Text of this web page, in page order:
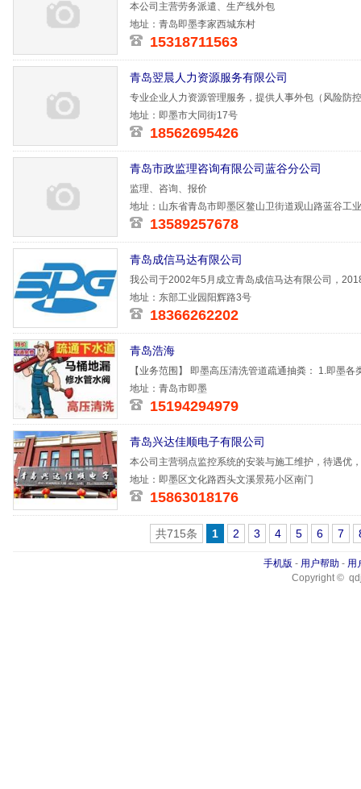
本公司主营劳务派遣、生产线外包
地址：青岛即墨李家西城东村
15318711563
青岛翌晨人力资源服务有限公司
专业企业人力资源管理服务，提供人事外包（风险防
案管理等）
地址：即墨市大同街17号
18562695426
青岛市政监理咨询有限公司蓝谷分公司
监理、咨询、报价
地址：山东省青岛市即墨区鳌山卫街道观山路蓝谷工
13589257678
青岛成信马达有限公司
我公司于2002年5月成立青岛成信马达有限公司，
是一家生产马
地址：东部工业园阳辉路3号
18366262202
青岛浩海
【业务范围】 即墨高压清洗管道疏通抽粪： 1.即墨
业及居
地址：青岛市即墨
15194294979
青岛兴达佳顺电子有限公司
本公司主营弱点监控系统的安装与施工维护，待遇优
一天，法定
地址：即墨区文化路西头文溪景苑小区南门
15863018176
共715条 1 2 3 4 5 6 7
手机版 - 用户帮助 - 用
Copyright ©